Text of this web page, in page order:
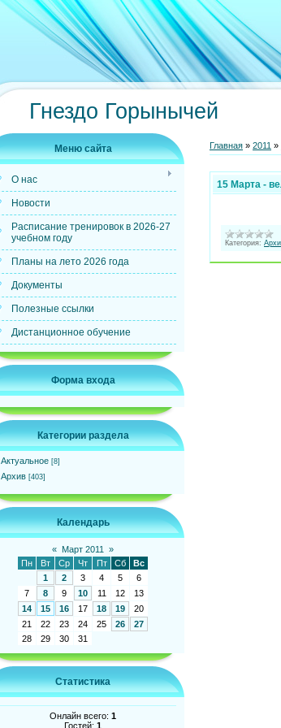
Гнездо Горынычей
Меню сайта
О нас
Новости
Расписание тренировок в 2026-27
учебном году
Планы на лето 2026 года
Документы
Полезные ссылки
Дистанционное обучение
Форма входа
Категории раздела
Актуальное [8]
Архив [403]
Календарь
« Март 2011
»
Пн
Вт Ср Чт Пт Сб
Вс
1
2 3 4 5
6
7
8 9 10 11 12
13
14
15 16 17 18 19
20
21
22 23 24 25 26
27
28
29 30 31
Статистика
Онлайн всего: 1
Гостей: 1
Главная » 2011 »
15 Марта -
Категория: